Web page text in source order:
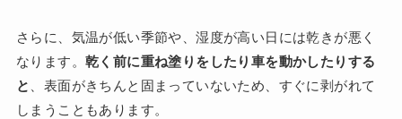
さらに、気温が低い季節や、湿度が高い日には乾きが悪く
なります。 乾く前に重ね塗りをしたり車を動かしたりする
と
、表面がきちんと固まっていないため、すぐに剥がれて
しまうこともあります。